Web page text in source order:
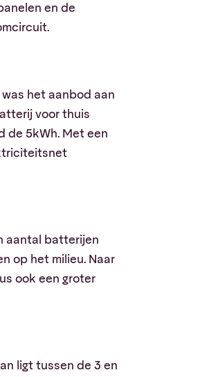
en de
het aanbod aan
voor thuis
de 5kWh. Met een
aantal batterijen
op het milieu. Naar
ook een groter
ligt tussen de 3 en